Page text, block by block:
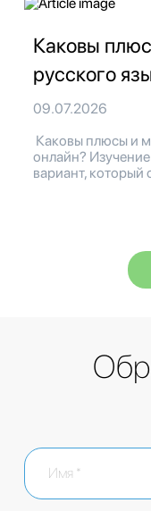
Каковы
русского
09.07.2026
Каковы плюсы и
онлайн?
вариант, который